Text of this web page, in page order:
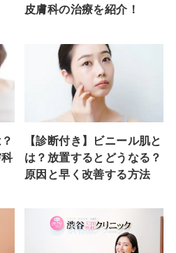
皮膚科の治療を紹介！
【診断付き】ビニール肌と
は？放置するとどうなる？
原因と早く改善する方法